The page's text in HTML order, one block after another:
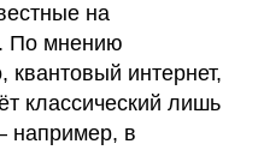
на
По мнению
квантовый интернет,
классический лишь
например, в